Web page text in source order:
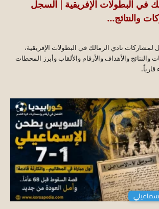
في البطولات الإفريقية | السجل
والنتائج...
لمشاركات نادي الزمالك في البطولات الإفريقية،
والأهداف والأرقام والألقاب وأبرز المحطات
قارياً.